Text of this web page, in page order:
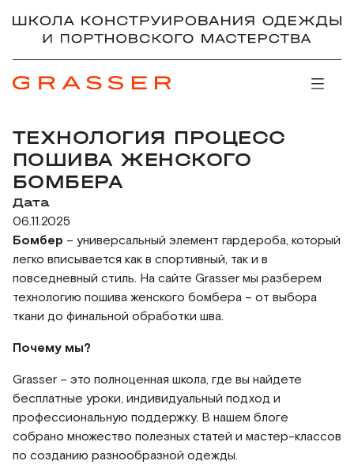
ТЕХНОЛОГИЯ ПРОЦЕСС
ПОШИВА ЖЕНСКОГО
БОМБЕРА
Дата
06.11.2025
Бомбер – универсальный элемент гардероба, который
легко вписывается как в спортивный, так и в
повседневный стиль. На сайте Grasser мы разберем
технологию пошива женского бомбера – от выбора
ткани до финальной обработки шва.
Почему мы?
Grasser – это полноценная школа, где вы найдете
бесплатные уроки, индивидуальный подход и
профессиональную поддержку. В нашем блоге
собрано множество полезных статей и мастер-классов
по созданию разнообразной одежды.